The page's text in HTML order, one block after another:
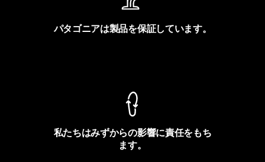
パタゴニアは製品を保証しています。
私たちはみずからの影響に責任をもち
ます。